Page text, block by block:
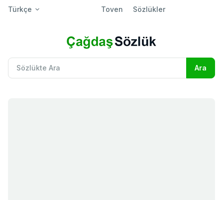
Türkçe Toven Sözlükler